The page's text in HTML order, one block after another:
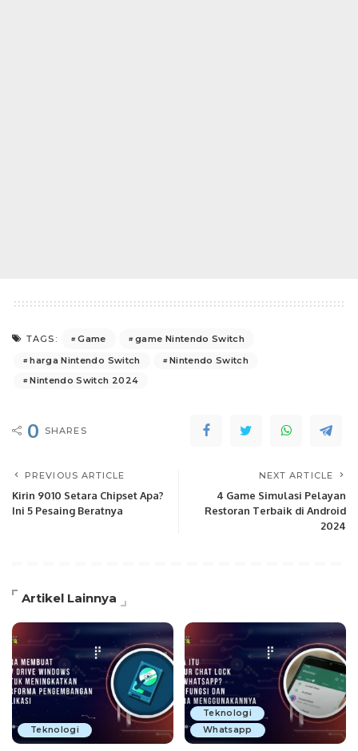
TAGS: Game
game Nintendo Switch
harga Nintendo Switch
Nintendo Switch
Nintendo Switch 2024
0 SHARES
PREVIOUS ARTICLE
Kirin 9010 Setara Chipset Apa?
Ini 5 Pesaing Beratnya
NEXT ARTICLE
4 Game Simulasi Pelayan
Restoran Terbaik di Android
2024
Artikel Lainnya
Teknologi
Teknologi
Whatsapp